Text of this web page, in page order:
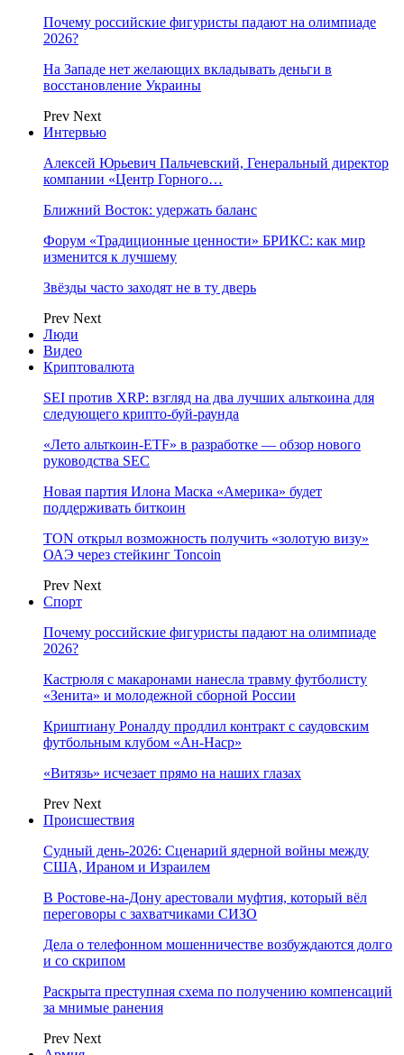
Почему российские фигуристы падают на олимпиаде
2026?
На Западе нет желающих вкладывать деньги в
восстановление Украины
Prev Next
Интервью
Алексей Юрьевич Пальчевский, Генеральный директор
компании «Центр Горного…
Ближний Восток: удержать баланс
Форум «Традиционные ценности» БРИКС: как мир
изменится к лучшему
Звёзды часто заходят не в ту дверь
Prev Next
Люди
Видео
Криптовалюта
SEI против XRP: взгляд на два лучших альткоина для
следующего крипто-буй-раунда
«Лето альткоин-ETF» в разработке — обзор нового
руководства SEC
Новая партия Илона Маска «Америка» будет
поддерживать биткоин
TON открыл возможность получить «золотую визу»
ОАЭ через стейкинг Toncoin
Prev Next
Спорт
Почему российские фигуристы падают на олимпиаде
2026?
Кастрюля с макаронами нанесла травму футболисту
«Зенита» и молодежной сборной России
Криштиану Роналду продлил контракт с саудовским
футбольным клубом «Ан-Наср»
«Витязь» исчезает прямо на наших глазах
Prev Next
Происшествия
Судный день-2026: Сценарий ядерной войны между
США, Ираном и Израилем
В Ростове-на-Дону арестовали муфтия, который вёл
переговоры с захватчиками СИЗО
Дела о телефонном мошенничестве возбуждаются долго
и со скрипом
Раскрыта преступная схема по получению компенсаций
за мнимые ранения
Prev Next